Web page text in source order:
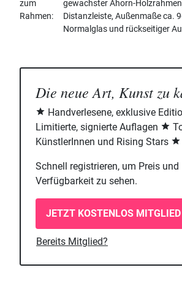
zum
Rahmen
gewachster Ahorn-
Distanzleiste, Außenmaße ca.
Normalglas und rückseitiger
Die neue Art, Kunst zu
Handverlesene, exklusive
Limitierte, signierte Auflagen
KünstlerInnen und Rising Stars
Schnell registrieren, um Preis und
Verfügbarkeit zu sehen.
JETZT KOSTENLOS MITGLIED
Bereits Mitglied?